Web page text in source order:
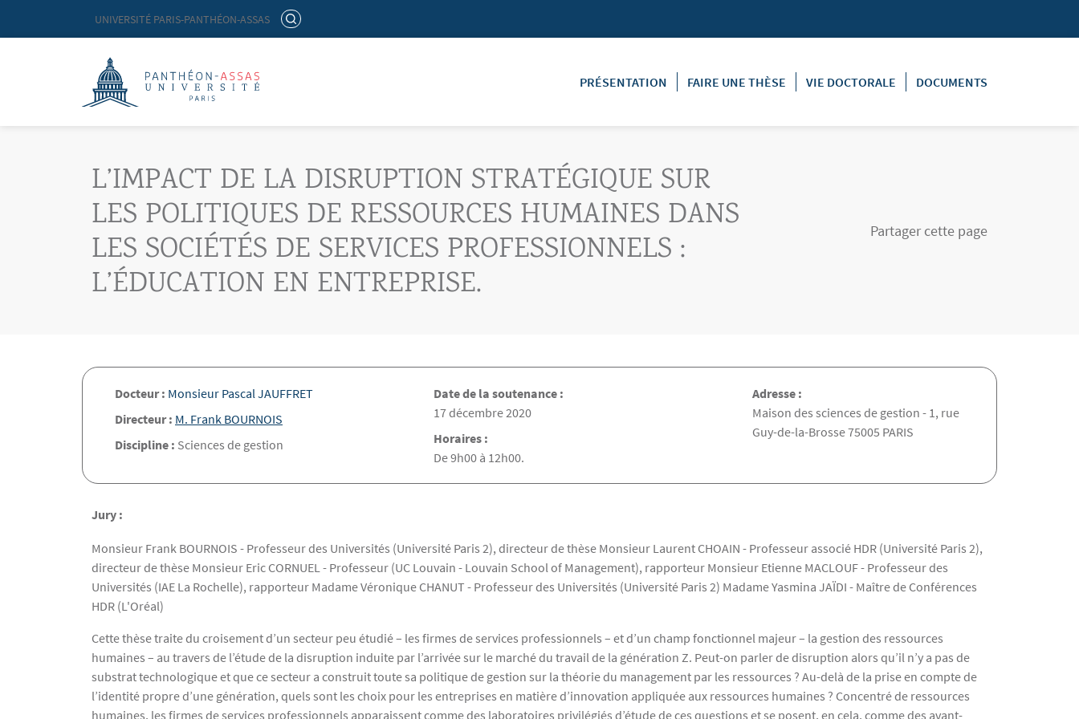
Menu liste site Custom EN
UNIVERSITÉ PARIS-PANTHÉON-ASSAS RECHERCHER
Logo
PRÉSENTATION
FAIRE UNE THÈSE VIE DOCTORALE DOCUMENTS
L’IMPACT DE LA DISRUPTION STRATÉGIQUE SUR
LES POLITIQUES DE RESSOURCES HUMAINES DANS
LES SOCIÉTÉS DE SERVICES PROFESSIONNELS :
L’ÉDUCATION EN ENTREPRISE.
Partager cette page
Docteur : Monsieur Pascal JAUFFRET
Directeur : M. Frank BOURNOIS
Discipline : Sciences de gestion
Date de la soutenance :
Date de la soutenance
17 décembre 2020
Horaires :
De 9h00 à 12h00.
Adresse :
Maison des sciences de gestion - 1, rue
Guy-de-la-Brosse 75005 PARIS
Jury :
Monsieur Frank BOURNOIS - Professeur des Universités (Université Paris 2), directeur de thèse Monsieur Laurent CHOAIN - Professeur associé HDR (Université Paris 2),
directeur de thèse Monsieur Eric CORNUEL - Professeur (UC Louvain - Louvain School of Management), rapporteur Monsieur Etienne MACLOUF - Professeur des
Universités (IAE La Rochelle), rapporteur Madame Véronique CHANUT - Professeur des Universités (Université Paris 2) Madame Yasmina JAÏDI - Maître de Conférences
HDR (L'Oréal)
Cette thèse traite du croisement d’un secteur peu étudié – les firmes de services professionnels – et d’un champ fonctionnel majeur – la gestion des ressources
humaines – au travers de l’étude de la disruption induite par l’arrivée sur le marché du travail de la génération Z. Peut-on parler de disruption alors qu’il n’y a pas de
substrat technologique et que ce secteur a construit toute sa politique de gestion sur la théorie du management par les ressources ? Au-delà de la prise en compte de
l’identité propre d’une génération, quels sont les choix pour les entreprises en matière d’innovation appliquée aux ressources humaines ? Concentré de ressources
humaines, les firmes de services professionnels apparaissent comme des laboratoires privilégiés d’étude de ces questions et se posent, en cela, comme des avant-